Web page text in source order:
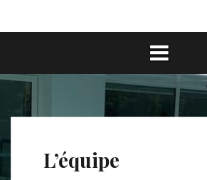
L’équipe